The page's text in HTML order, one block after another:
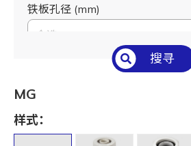
铁板孔径 (mm)
全选
适用电缆外径 (mm)
全选
孔数
搜寻
MG
样式：